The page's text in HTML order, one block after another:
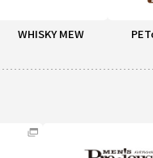
WHISKY MEW